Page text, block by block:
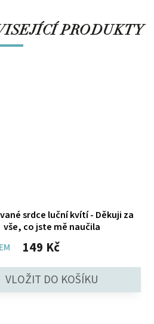
PRODUKTY
srdce luční kvítí - Děkuji za
vše, co jste mě naučila
149 Kč